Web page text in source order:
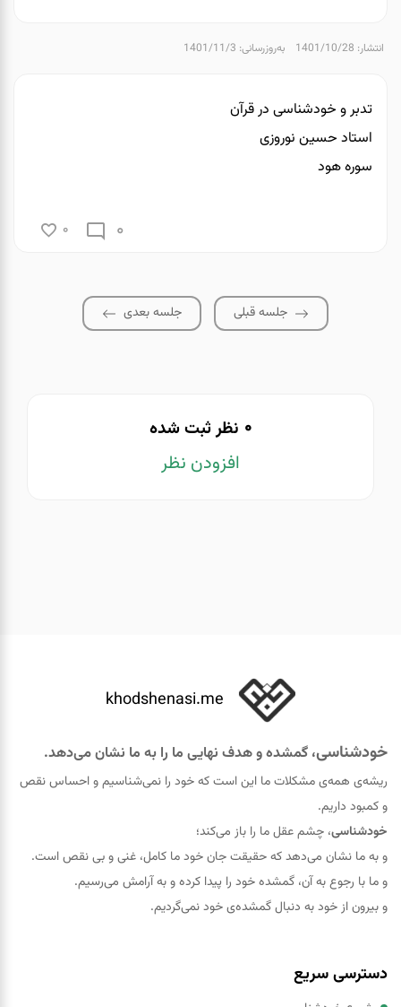
انتشار: 1401/10/28 به‌روزرسانی: 1401/11/3
تدبر و خودشناسی در قرآن
استاد حسین نوروزی
سوره هود
0
0
جلسه قبلی جلسه بعدی
0 نظر ثبت شده
افزودن نظر
khodshenasi.me
خودشناسی، گمشده و هدف نهایی ما را به ما نشان می‌دهد.
ریشه‌ی همه‌ی مشکلات ما این است که خود را نمی‌شناسیم و احساس نقص
و کمبود داریم.
خودشناسی، چشم عقل ما را باز می‌کند؛
و به ما نشان می‌دهد که حقيقت جان خود ما کامل، غنی و بی نقص است.
و ما با رجوع به آن، گمشده خود را پيدا کرده و به آرامش می‌رسیم.
و بیرون از خود به دنبال گمشده‌ی خود نمی‌گردیم.
دسترسی سریع